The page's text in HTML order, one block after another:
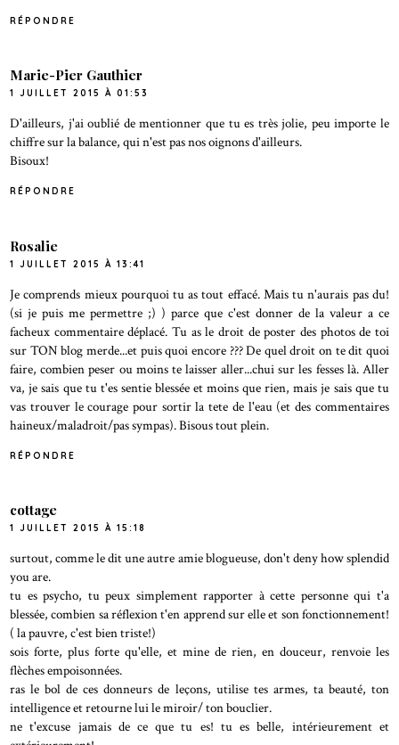
RÉPONDRE
Marie-Pier Gauthier
1 JUILLET 2015 À 01:53
D'ailleurs, j'ai oublié de mentionner que tu es très jolie, peu importe le
chiffre sur la balance, qui n'est pas nos oignons d'ailleurs.
Bisoux!
RÉPONDRE
Rosalie
1 JUILLET 2015 À 13:41
Je comprends mieux pourquoi tu as tout effacé. Mais tu n'aurais pas du!
(si je puis me permettre ;) ) parce que c'est donner de la valeur a ce
facheux commentaire déplacé. Tu as le droit de poster des photos de toi
sur TON blog merde...et puis quoi encore ??? De quel droit on te dit quoi
faire, combien peser ou moins te laisser aller...chui sur les fesses là. Aller
va, je sais que tu t'es sentie blessée et moins que rien, mais je sais que tu
vas trouver le courage pour sortir la tete de l'eau (et des commentaires
haineux/maladroit/pas sympas). Bisous tout plein.
RÉPONDRE
cottage
1 JUILLET 2015 À 15:18
surtout, comme le dit une autre amie blogueuse, don't deny how splendid
you are.
tu es psycho, tu peux simplement rapporter à cette personne qui t'a
blessée, combien sa réflexion t'en apprend sur elle et son fonctionnement!
( la pauvre, c'est bien triste!)
sois forte, plus forte qu'elle, et mine de rien, en douceur, renvoie les
flèches empoisonnées.
ras le bol de ces donneurs de leçons, utilise tes armes, ta beauté, ton
intelligence et retourne lui le miroir/ ton bouclier.
ne t'excuse jamais de ce que tu es! tu es belle, intérieurement et